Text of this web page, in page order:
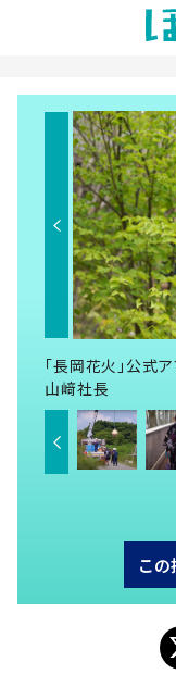
「長岡花火」公式
山﨑社長
こ